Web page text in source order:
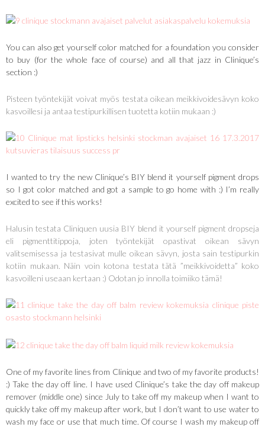
You can also get yourself color matched for a foundation you consider
to buy (for the whole face of course) and all that jazz in Clinique’s
section :)
Pisteen työntekijät voivat myös testata oikean meikkivoidesävyn koko
kasvoillesi ja antaa testipurkillisen tuotetta kotiin mukaan :)
I wanted to try the new Clinique’s BIY blend it yourself pigment drops
so I got color matched and got a sample to go home with :) I’m really
excited to see if this works!
Halusin testata Cliniquen uusia BIY blend it yourself pigment dropseja
eli pigmenttitippoja, joten työntekijät opastivat oikean sävyn
valitsemisessa ja testasivat mulle oikean sävyn, josta sain testipurkin
kotiin mukaan. Näin voin kotona testata tätä ”meikkivoidetta” koko
kasvoilleni useaan kertaan :) Odotan jo innolla toimiiko tämä!
One of my favorite lines from Clinique and two of my favorite products!
:) Take the day off line. I have used Clinique’s take the day off makeup
remover (middle one) since July to take off my makeup when I want to
quickly take off my makeup after work, but I don’t want to use water to
wash my face or use that much time. Of course I wash my makeup off